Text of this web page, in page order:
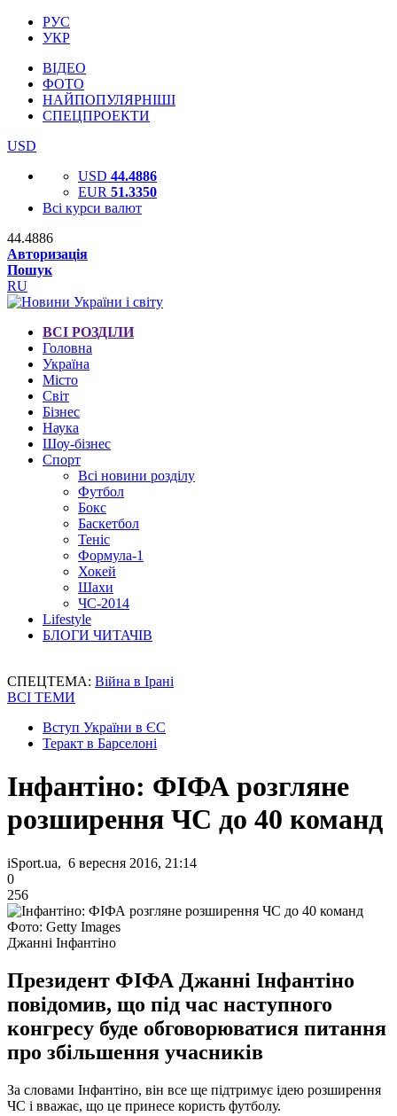
РУС
УКР
ВІДЕО
ФОТО
НАЙПОПУЛЯРНІШІ
СПЕЦПРОЕКТИ
USD
USD 44.4886
EUR 51.3350
Всі курси валют
44.4886
Авторизація
Пошук
RU
ВСІ РОЗДІЛИ
Головна
Україна
Місто
Світ
Бізнес
Наука
Шоу-бізнес
Спорт
Всі новини розділу
Футбол
Бокс
Баскетбол
Теніс
Формула-1
Хокей
Шахи
ЧС-2014
Lifestyle
БЛОГИ ЧИТАЧІВ
СПЕЦТЕМА: Війна в Ірані
ВСІ ТЕМИ
Вступ України в ЄС
Теракт в Барселоні
Інфантіно: ФІФА розгляне
розширення ЧС до 40 команд
iSport.ua, 6 вересня 2016, 21:14
0
256
Фото: Getty Images
Джанні Інфантіно
Президент ФІФА Джанні Інфантіно
повідомив, що під час наступного
конгресу буде обговорюватися питання
про збільшення учасників
За словами Інфантіно, він все ще підтримує ідею розширення
ЧС і вважає, що це принесе користь футболу.